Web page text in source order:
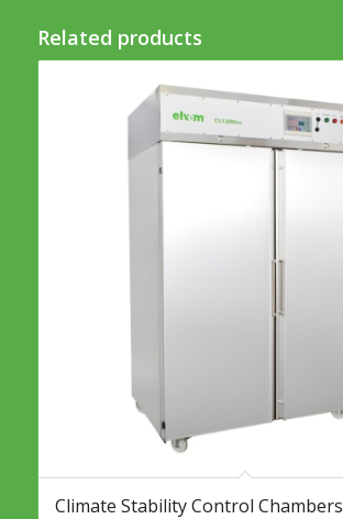
Related products
Climate Stability Control Chambers